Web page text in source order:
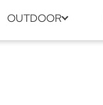
OUTDOOR